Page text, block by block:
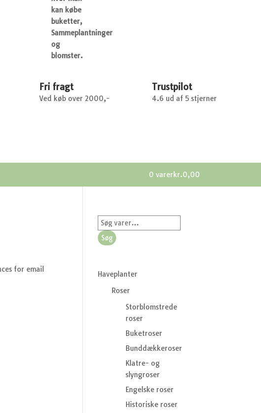
kan købe
buketter,
Sammeplantninger
og
blomster.
Fri fragt
Ved køb over 2000,-
Trustpilot
4.6 ud af 5 stjerner
0 varerkr.0,00
for email
Søg
efter:
Søg
Haveplanter
Roser
Storblomstrede
roser
Buketroser
Bunddækkeroser
Klatre- og
slyngroser
Engelske roser
Historiske roser